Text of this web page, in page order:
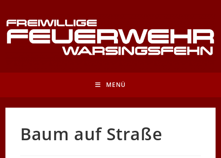
Inhalt
springen
MENÜ
Baum auf Straße